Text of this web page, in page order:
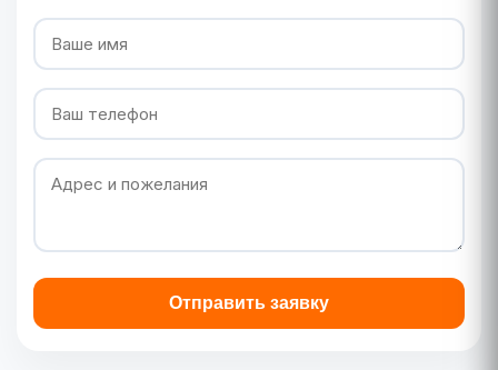
Отправить заявку